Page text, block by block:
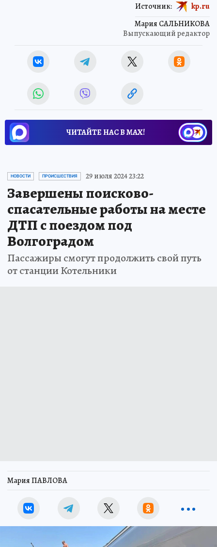
Мария САЛЬНИКОВА
Выпускающий редактор
Источник: kp.ru
ЧИТАЙТЕ НАС В МАХ!
НОВОСТИ ПРОИСШЕСТВИЯ 29 июля 2024 23:22
Завершены поисково-
спасательные работы на месте
ДТП с поездом под
Волгоградом
Пассажиры смогут продолжить свой путь
от станции Котельники
Мария ПАВЛОВА